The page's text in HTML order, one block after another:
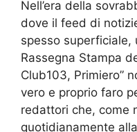
Nell’era della
dove il feed di
spesso superficiale,
Rassegna Stampa
Club103, Primiero”
vero e proprio faro
redattori che, come
quotidianamente